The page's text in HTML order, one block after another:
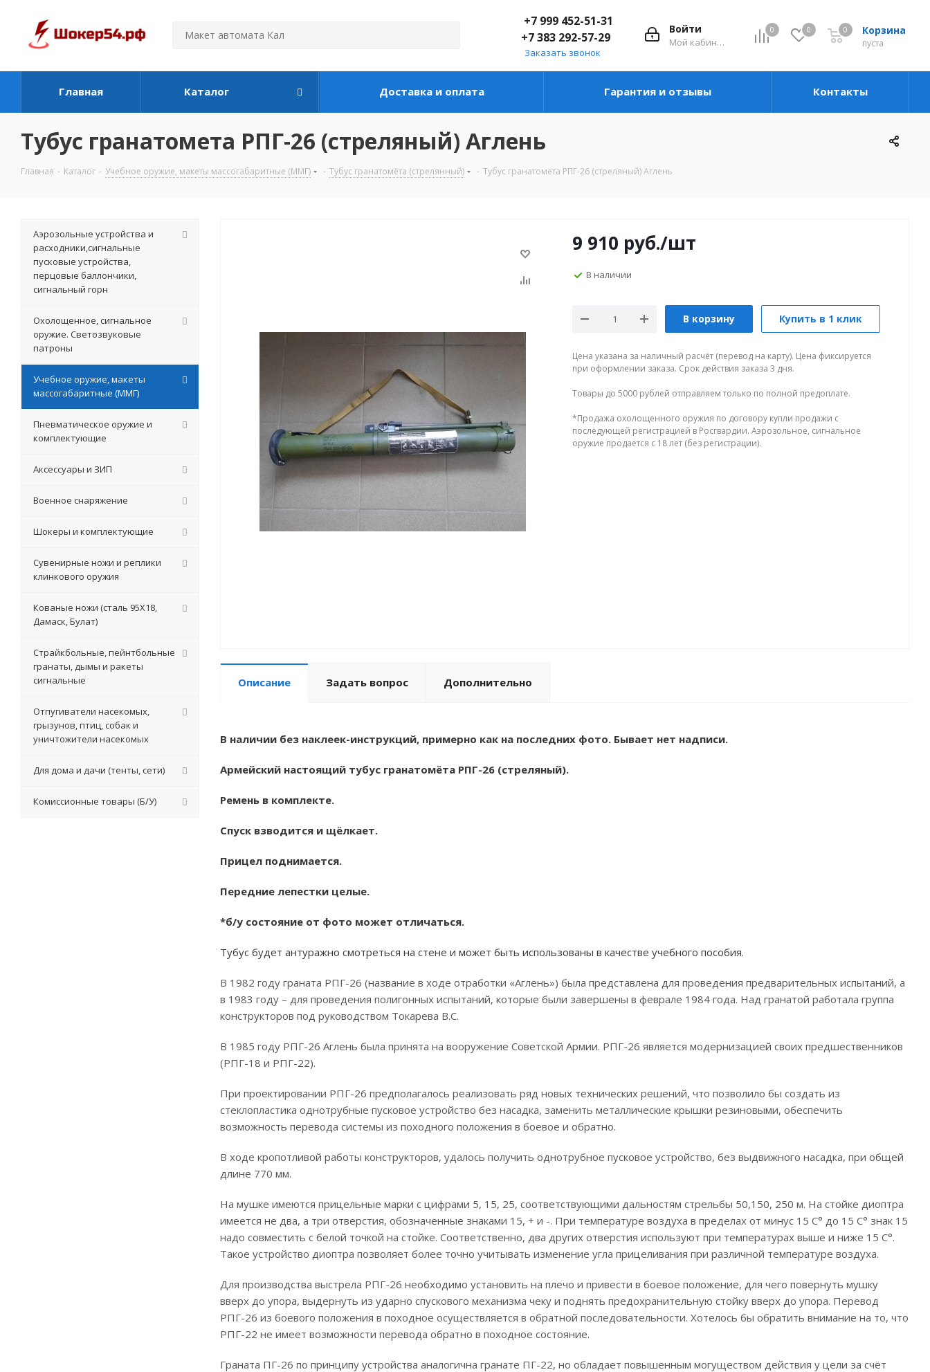
0 0 Корзина
пуста
0
Войти
Мой кабинет
+7 999 452-51-31
+7 383 292-57-29
Заказать звонок
Главная Каталог Доставка и оплата Гарантия и отзывы Контакты
Тубус гранатомета РПГ-26 (стреляный) Аглень
Главная - Каталог - Учебное оружие, макеты массогабаритные (ММГ) - Тубус гранатомёта (стрелянный) - Тубус гранатомета РПГ-26 (стреляный) Аглень
9 910 руб./шт
В наличии
В корзину Купить в 1 клик
Цена указана за наличный расчёт (перевод на карту). Цена фиксируется
при оформлении заказа. Срок действия заказа 3 дня.
Товары до 5000 рублей отправляем только по полной предоплате.
*Продажа охолощенного оружия по договору купли продажи с
последующей регистрацией в Росгвардии. Аэрозольное, сигнальное
оружие продается с 18 лет (без регистрации).
Описание Задать вопрос Дополнительно
В наличии без наклеек-инструкций, примерно как на последних фото. Бывает нет надписи.
Армейский настоящий тубус гранатомёта РПГ-26 (стреляный).
Ремень в комплекте.
Спуск взводится и щёлкает.
Прицел поднимается.
Передние лепестки целые.
*б/у состояние от фото может отличаться.
Тубус будет антуражно смотреться на стене и может быть использованы в качестве учебного пособия.
В 1982 году граната РПГ-26 (название в ходе отработки «Аглень») была представлена для проведения предварительных испытаний, а
в 1983 году – для проведения полигонных испытаний, которые были завершены в феврале 1984 года. Над гранатой работала группа
конструкторов под руководством Токарева В.С.
В 1985 году РПГ-26 Аглень была принята на вооружение Советской Армии. РПГ-26 является модернизацией своих предшественников
(РПГ-18 и РПГ-22).
При проектировании РПГ-26 предполагалось реализовать ряд новых технических решений, что позволило бы создать из
стеклопластика однотрубные пусковое устройство без насадка, заменить металлические крышки резиновыми, обеспечить
возможность перевода системы из походного положения в боевое и обратно.
В ходе кропотливой работы конструкторов, удалось получить однотрубное пусковое устройство, без выдвижного насадка, при общей
длине 770 мм.
На мушке имеются прицельные марки с цифрами 5, 15, 25, соответствующими дальностям стрельбы 50,150, 250 м. На стойке диоптра
имеется не два, а три отверстия, обозначенные знаками 15, + и -. При температуре воздуха в пределах от минус 15 С° до 15 С° знак 15
надо совместить с белой точкой на стойке. Соответственно, два других отверстия используют при температурах выше и ниже 15 С°.
Такое устройство диоптра позволяет более точно учитывать изменение угла прицеливания при различной температуре воздуха.
Для производства выстрела РПГ-26 необходимо установить на плечо и привести в боевое положение, для чего повернуть мушку
вверх до упора, выдернуть из ударно спускового механизма чеку и поднять предохранительную стойку вверх до упора. Перевод
РПГ-26 из боевого положения в походное осуществляется в обратной последовательности. Хотелось бы обратить внимание на то, что
РПГ-22 не имеет возможности перевода обратно в походное состояние.
Граната ПГ-26 по принципу устройства аналогична гранате ПГ-22, но обладает повышенным могуществом действия у цели за счёт
Аэрозольные устройства и
расходники,сигнальные
пусковые устройства,
перцовые баллончики,
сигнальный горн
Охолощенное, сигнальное
оружие. Светозвуковые
патроны
Учебное оружие, макеты
массогабаритные (ММГ)
Пневматическое оружие и
комплектующие
Аксессуары и ЗИП
Военное снаряжение
Шокеры и комплектующие
Сувенирные ножи и реплики
клинкового оружия
Кованые ножи (сталь 95Х18,
Дамаск, Булат)
Страйкбольные, пейнтбольные
гранаты, дымы и ракеты
сигнальные
Отпугиватели насекомых,
грызунов, птиц, собак и
уничтожители насекомых
Для дома и дачи (тенты, сети)
Комиссионные товары (Б/У)